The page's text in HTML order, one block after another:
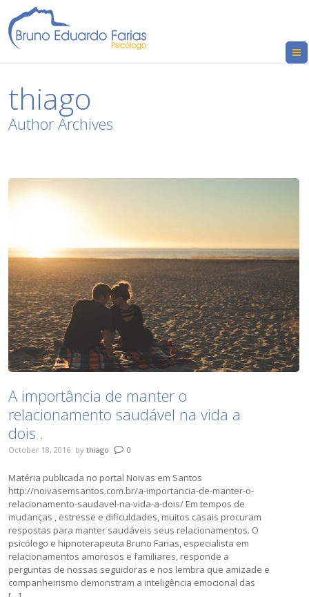
thiago
Author Archives
A importância de manter o
relacionamento saudável na vida a
dois .
October 18, 2016 by thiago 0
Matéria publicada no portal Noivas em Santos
http://noivasemsantos.com.br/a-importancia-de-manter-o-
relacionamento-saudavel-na-vida-a-dois/ Em tempos de
mudanças , estresse e dificuldades, muitos casais procuram
respostas para manter saudáveis seus relacionamentos. O
psicólogo e hipnoterapeuta Bruno Farias, especialista em
relacionamentos amorosos e familiares, responde a
perguntas de nossas seguidoras e nos lembra que amizade e
companheirismo demonstram a inteligência emocional das